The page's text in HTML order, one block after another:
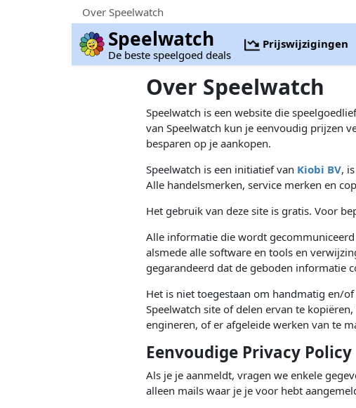
Over Speelwatch
Speelwatch
De beste speelgoed deals
Prijswijzigingen
Over Speelwatch
Speelwatch is een website die
van Speelwatch kun je eenvoudig prijzen
besparen op je aankopen.
Speelwatch is een initiatief van Kiobi BV,
Alle handelsmerken, service merken en
Het gebruik van deze site is gratis. Voor
Alle informatie die wordt
alsmede alle software en tools en
gegarandeerd dat de geboden informatie
Het is niet toegestaan om handmatig en/
Speelwatch site of delen ervan te
engineren, of er afgeleide werken van te
Eenvoudige Privacy Policy
Als je je aanmeldt, vragen we enkele
alleen mails waar je je voor hebt